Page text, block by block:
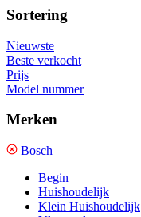
Sortering
Nieuwste
Beste verkocht
Prijs
Model nummer
Merken
Bosch
Begin
Huishoudelijk
Klein Huishoudelijk